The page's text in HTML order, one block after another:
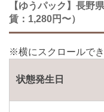
【ゆうパック】長野
賃：1,280円〜）
状態発生日